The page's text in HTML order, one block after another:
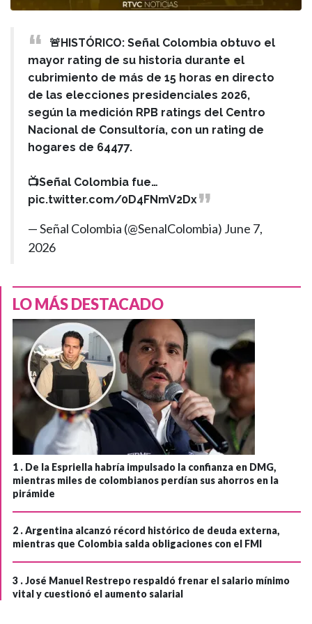
🚨HISTÓRICO: Señal Colombia obtuvo el
mayor rating de su historia durante el
cubrimiento de más de 15 horas en directo
de las elecciones presidenciales 2026,
según la medición RPB ratings del Centro
Nacional de Consultoría, con un rating de
hogares de 64477.
📺Señal Colombia fue…
pic.twitter.com/0D4FNmV2Dx
— Señal Colombia (@SenalColombia) June 7,
2026
LO MÁS DESTACADO
1 . De la Espriella habría impulsado la confianza en DMG,
mientras miles de colombianos perdían sus ahorros en la
pirámide
2 .Argentina alcanzó récord histórico de deuda externa,
mientras que Colombia salda obligaciones con el FMI
3 .José Manuel Restrepo respaldó frenar el salario mínimo
vital y cuestionó el aumento salarial